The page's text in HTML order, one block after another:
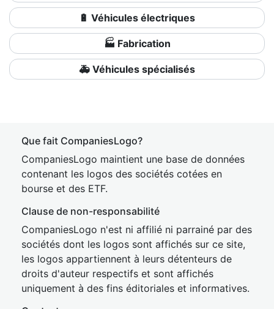
🔋 Véhicules électriques
🏭 Fabrication
🚑 Véhicules spécialisés
Que fait CompaniesLogo?
CompaniesLogo maintient une base de données
contenant les logos des sociétés cotées en
bourse et des ETF.
Clause de non-responsabilité
CompaniesLogo n'est ni affilié ni parrainé par des
sociétés dont les logos sont affichés sur ce site,
les logos appartiennent à leurs détenteurs de
droits d'auteur respectifs et sont affichés
uniquement à des fins éditoriales et informatives.